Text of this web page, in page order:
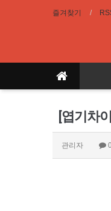
즐겨찾기
[엽기차
관리자